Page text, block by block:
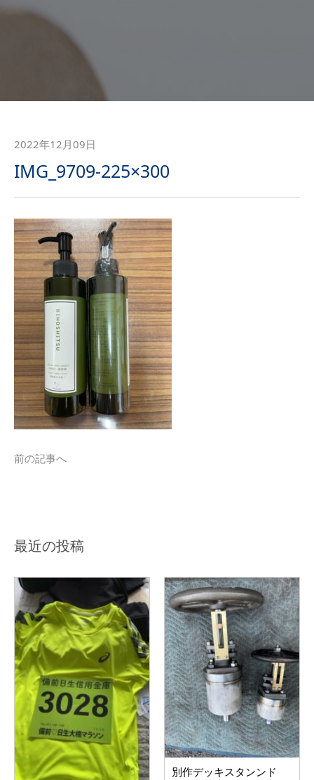
2022年12月09日
IMG_9709-225×300
前の記事へ
最近の投稿
別作デッキスタンンド